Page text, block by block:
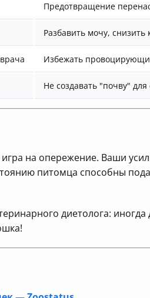
Предотвращение
Разбавить мочу,
Избежать
Не создавать "почву" для
на опережение. Ваши
питомца способны
диетолога: